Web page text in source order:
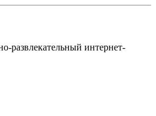
развлекательный интернет-